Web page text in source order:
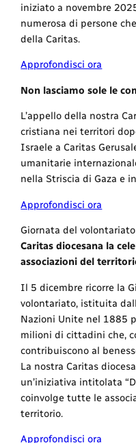
iniziato a novembre
numerosa di persone
della Caritas.
Approfondisci ora
Non lasciamo sole le
L’appello della nostra
cristiana nei territori
Israele a Caritas
umanitarie
nella Striscia di Gaza e
Approfondisci ora
Giornata del volontariato
Caritas diocesana la
associazioni del
Il 5 dicembre ricorre la
volontariato, istituita
Nazioni Unite nel 1885
milioni di cittadini che,
contribuiscono al
La nostra Caritas
un’iniziativa intitolata
coinvolge tutte le
territorio.
Approfondisci ora